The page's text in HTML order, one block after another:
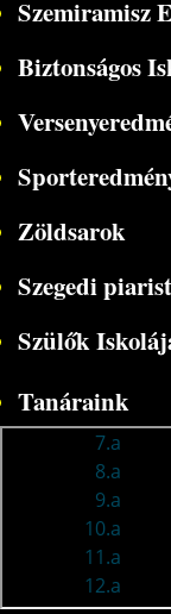
Szemiramisz
Biztonságos
Zöldsarok
Szegedi
Szülők
Tanáraink